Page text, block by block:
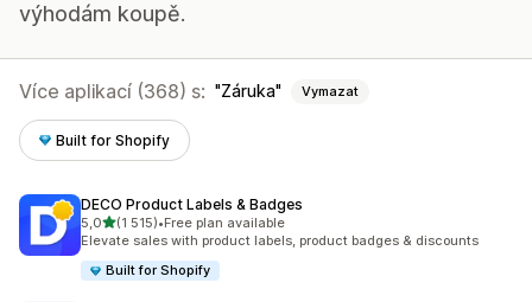
výhodám koupě.
Více aplikací (368) s: Záruka Vymazat
Built for Shopify
DECO Product Labels & Badges
5,0z 5 hvězd
(1 515)
Celkový počet recenzí: 1515
•Free plan available
Elevate sales with product labels, product badges & discounts
Built for Shopify